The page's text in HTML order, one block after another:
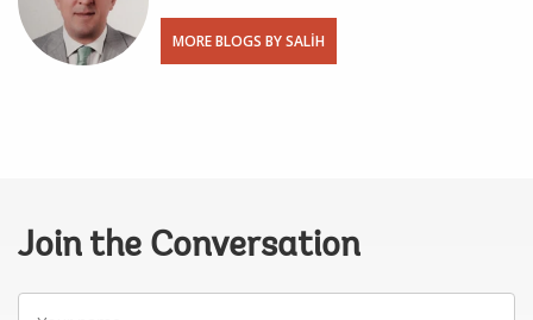
MORE BLOGS BY SALIH
Join the Conversation
Your